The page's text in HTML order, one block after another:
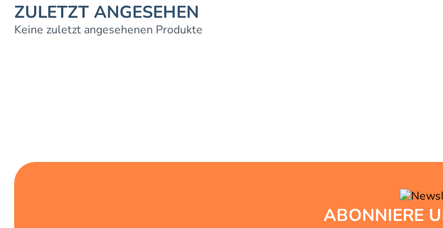
ZULETZT ANGESEHEN
Keine zuletzt angesehenen Produkte
ABONNIERE